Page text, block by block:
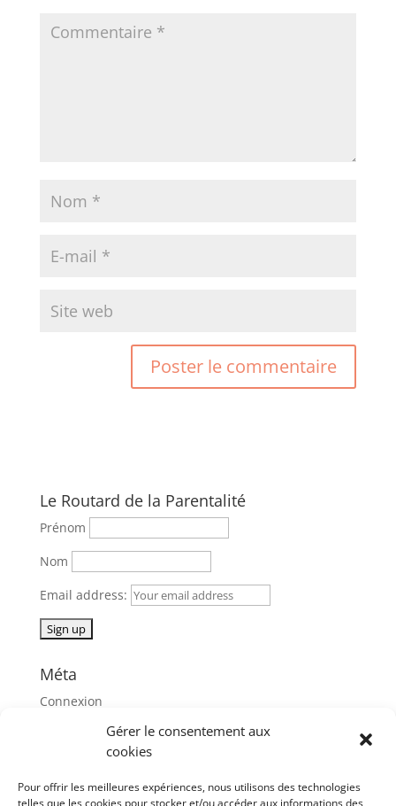
Gérer le consentement aux
cookies
Pour offrir les meilleures expériences, nous utilisons des technologies
telles que les cookies pour stocker et/ou accéder aux informations des
Le Routard de la Parentalité
Prénom
Nom
Email address:
Méta
Connexion
Flux des publications
Flux des commentaires
Site de WordPress-FR